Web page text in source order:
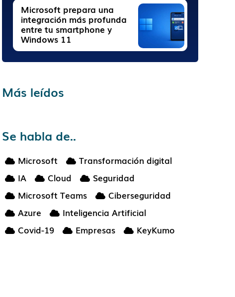
Microsoft prepara una
integración más profunda
entre tu smartphone y
Windows 11
Más leídos
Se habla de..
Microsoft
Transformación digital
IA
Cloud
Seguridad
Microsoft Teams
Ciberseguridad
Azure
Inteligencia Artificial
Covid-19
Empresas KeyKumo